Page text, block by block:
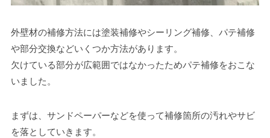
外壁材の補修方法には塗装補修やシーリング補修、パテ補修
や部分交換などいくつか方法があります。
欠けている部分が広範囲ではなかったためパテ補修をおこな
いました。
まずは、サンドペーパーなどを使って補修箇所の汚れやサビ
を落としていきます。